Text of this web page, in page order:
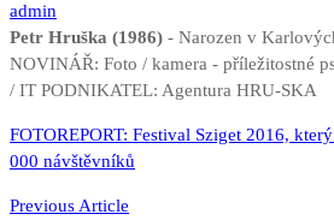
admin
Petr Hruška (1986) - Narozen v
NOVINÁŘ: Foto / kamera - příležitostné
/ IT PODNIKATEL: Agentura HRU-SKA
Navigace
pro
příspěvek
FOTOREPORT: Festival Sziget 2016,
000 návštěvníků
Previous Article